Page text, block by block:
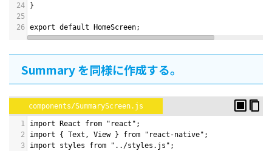
24
}
25
26 export default HomeScreen;
Summary を同様に作成する。
components/SummaryScreen.js
1
import React from "react";
2
import { Text, View } from "react-native";
3
import styles from "../styles.js";